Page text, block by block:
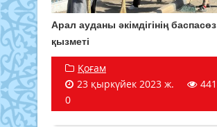
Арал ауданы әкімдігінің баспасөз
қызметі
Қоғам
23 қыркүйек 2023 ж.
441
0